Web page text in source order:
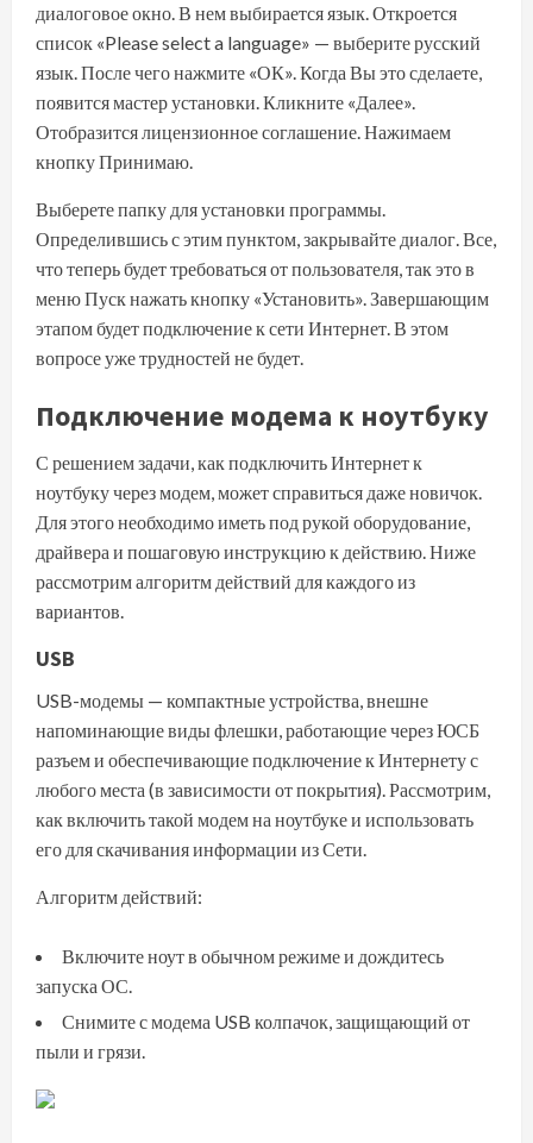
диалоговое окно. В нем выбирается язык. Откроется
список «Please select a language» — выберите русский
язык. После чего нажмите «ОК». Когда Вы это сделаете,
появится мастер установки. Кликните «Далее».
Отобразится лицензионное соглашение. Нажимаем
кнопку Принимаю.
Выберете папку для установки программы.
Определившись с этим пунктом, закрывайте диалог. Все,
что теперь будет требоваться от пользователя, так это в
меню Пуск нажать кнопку «Установить». Завершающим
этапом будет подключение к сети Интернет. В этом
вопросе уже трудностей не будет.
Подключение модема к ноутбуку
С решением задачи, как подключить Интернет к
ноутбуку через модем, может справиться даже новичок.
Для этого необходимо иметь под рукой оборудование,
драйвера и пошаговую инструкцию к действию. Ниже
рассмотрим алгоритм действий для каждого из
вариантов.
USB
USB-модемы — компактные устройства, внешне
напоминающие виды флешки, работающие через ЮСБ
разъем и обеспечивающие подключение к Интернету с
любого места (в зависимости от покрытия). Рассмотрим,
как включить такой модем на ноутбуке и использовать
его для скачивания информации из Сети.
Алгоритм действий:
Включите ноут в обычном режиме и дождитесь
запуска ОС.
Снимите с модема USB колпачок, защищающий от
пыли и грязи.